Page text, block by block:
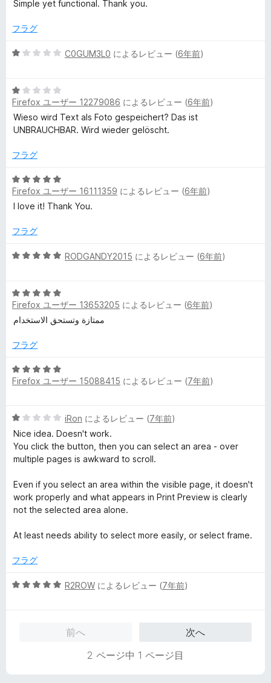
評
中
の
Simple yet functional. Thank you.
フラグ
5
中
1
の
評
C0GUM3L0 によるレビュー (6年前)
5
段
階
中
の
価
Firefox ユーザー 12279086 によるレビュー (6年前)
Wieso wird Text als Foto gespeichert? Das ist
UNBRAUCHBAR. Wird wieder gelöscht.
フラグ
5
段
階
5
評
Firefox ユーザー 16111359 によるレビュー (6年前)
I love it! Thank You.
フラグ
5
中
5
の
価
RODGANDY2015 によるレビュー (6年前)
5
段
階
5
評
価
Firefox ユーザー 13653205 によるレビュー (6年前)
ممتازة وتستحق الاستخدام
フラグ
5
段
5
の
評
価
Firefox ユーザー 15088415 によるレビュー (7年前)
5
段
階
中
の
評
価
iRon によるレビュー (7年前)
Nice idea. Doesn't work.
You click the button, then you can select an area - over
multiple pages is awkward to scroll.
Even if you select an area within the visible page, it doesn't
work properly and what appears in Print Preview is clearly
not the selected area alone.
At least needs ability to select more easily, or select frame.
フラグ
5
R2ROW によるレビュー (7年前)
前へ
次へ
2 ページ中 1 ページ目